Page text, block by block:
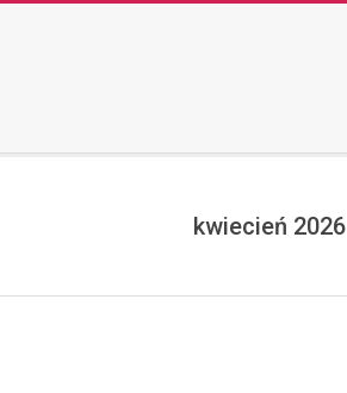
kwiecień 2026